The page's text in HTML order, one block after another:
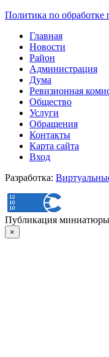
Политика по
Главная
Новости
Район
Администрация
Дума
Ревизионная
Общество
Услуги
Обращения
Контакты
Карта сайта
Вход
Разработка:
Публикация миниатюры
×